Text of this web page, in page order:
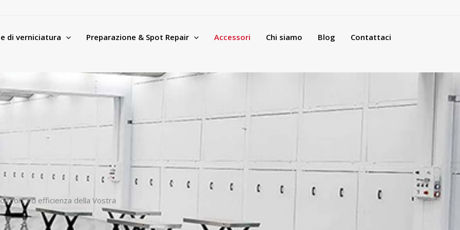
di verniciatura Preparazione & Spot Repair Accessori Chi siamo Blog
Contattaci
ed efficienza della Vostra